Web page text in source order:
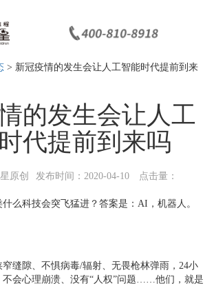
> 新冠疫情的发生会让人工智能时代提前到来
的发生会让人工
代提前到来吗
原创 发布时间：2020-04-10 点击量：
么科技会突飞猛进？答案是：AI，机器人。
缝隙、不惧病毒/辐射、无畏枪林弹雨，24小
不会心理崩溃、没有“人权”问题……他们，就是